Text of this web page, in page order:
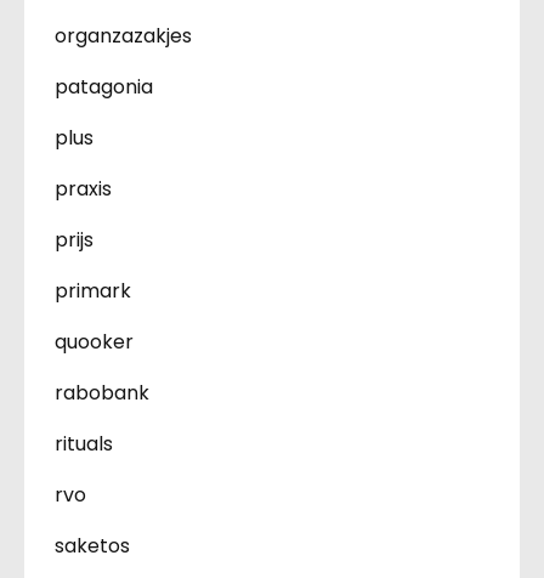
organzazakjes
patagonia
plus
praxis
prijs
primark
quooker
rabobank
rituals
rvo
saketos